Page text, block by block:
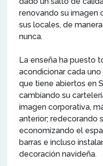
renovando su imagen
sus locales, de
nunca.
La enseña ha puesto
acondicionar cada
que tiene abiertos en
cambiando su
imagen corporativa,
anterior; redecorando
economizando el
barras e incluso
decoración navideña.